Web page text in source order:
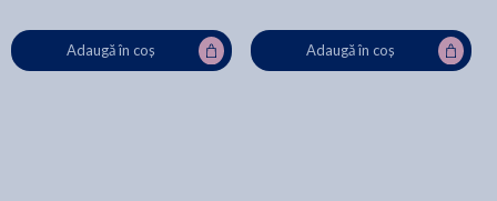
Adaugă în coș Adaugă în coș